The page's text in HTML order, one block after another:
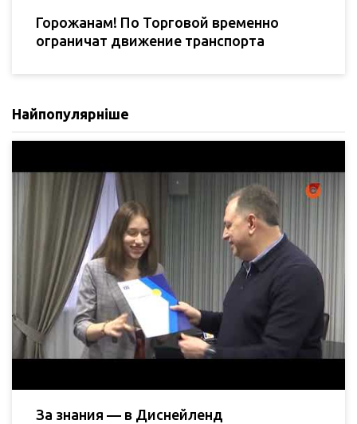
Горожанам! По Торговой временно
ограничат движение транспорта
Найпопулярніше
За знания — в Диснейленд